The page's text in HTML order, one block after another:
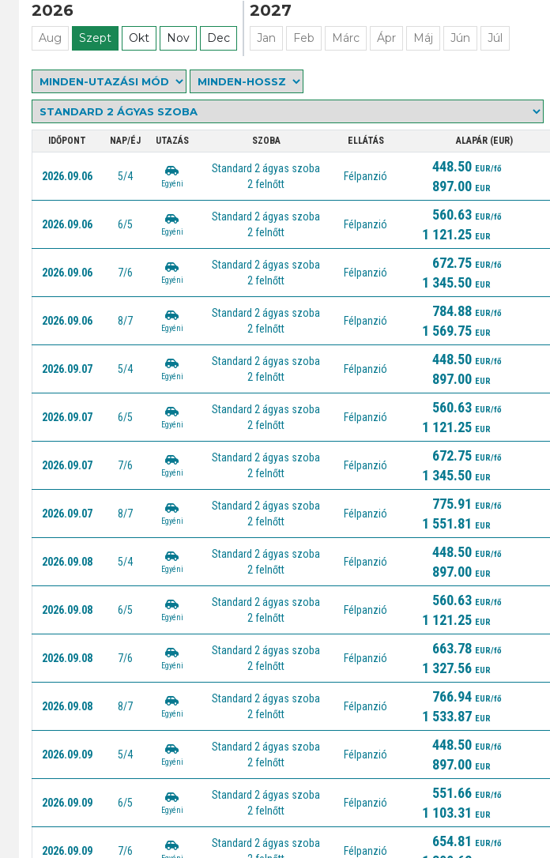
2026
Aug Szept Okt Nov Dec
2027
Jan Feb Márc Ápr Máj Jún Júl
IDŐPONT NAP/ÉJ UTAZÁS SZOBA ELLÁTÁS ALAPÁR (EUR)
2026.09.06 5/4
Egyéni
Standard 2 ágyas szoba
2 felnőtt
Félpanzió
448.50 EUR/fő
897.00 EUR
2026.09.06 6/5
Egyéni
Standard 2 ágyas szoba
2 felnőtt
Félpanzió
560.63 EUR/fő
1 121.25 EUR
2026.09.06 7/6
Egyéni
Standard 2 ágyas szoba
2 felnőtt
Félpanzió
672.75 EUR/fő
1 345.50 EUR
2026.09.06 8/7
Egyéni
Standard 2 ágyas szoba
2 felnőtt
Félpanzió
784.88 EUR/fő
1 569.75 EUR
2026.09.07 5/4
Egyéni
Standard 2 ágyas szoba
2 felnőtt
Félpanzió
448.50 EUR/fő
897.00 EUR
2026.09.07 6/5
Egyéni
Standard 2 ágyas szoba
2 felnőtt
Félpanzió
560.63 EUR/fő
1 121.25 EUR
2026.09.07 7/6
Egyéni
Standard 2 ágyas szoba
2 felnőtt
Félpanzió
672.75 EUR/fő
1 345.50 EUR
2026.09.07 8/7
Egyéni
Standard 2 ágyas szoba
2 felnőtt
Félpanzió
775.91 EUR/fő
1 551.81 EUR
2026.09.08 5/4
Egyéni
Standard 2 ágyas szoba
2 felnőtt
Félpanzió
448.50 EUR/fő
897.00 EUR
2026.09.08 6/5
Egyéni
Standard 2 ágyas szoba
2 felnőtt
Félpanzió
560.63 EUR/fő
1 121.25 EUR
2026.09.08 7/6
Egyéni
Standard 2 ágyas szoba
2 felnőtt
Félpanzió
663.78 EUR/fő
1 327.56 EUR
2026.09.08 8/7
Egyéni
Standard 2 ágyas szoba
2 felnőtt
Félpanzió
766.94 EUR/fő
1 533.87 EUR
2026.09.09 5/4
Egyéni
Standard 2 ágyas szoba
2 felnőtt
Félpanzió
448.50 EUR/fő
897.00 EUR
2026.09.09 6/5
Egyéni
Standard 2 ágyas szoba
2 felnőtt
Félpanzió
551.66 EUR/fő
1 103.31 EUR
2026.09.09 7/6
Standard 2 ágyas szoba
Félpanzió
654.81 EUR/fő